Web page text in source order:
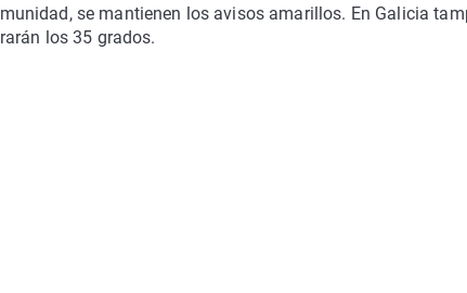
se mantienen los avisos amarillos. En Galicia
los 35 grados.